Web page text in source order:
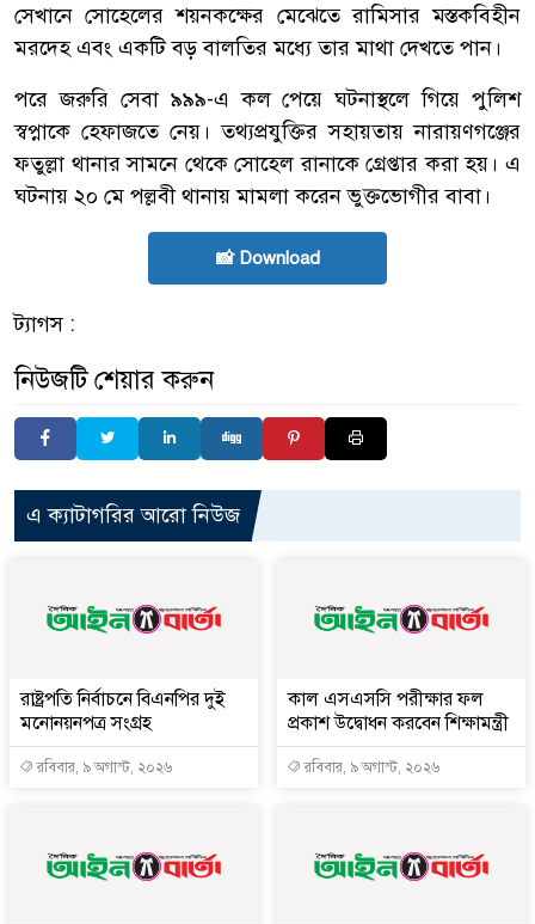
সেখানে সোহেলের শয়নকক্ষের মেঝেতে রামিসার মস্তকবিহীন
মরদেহ এবং একটি বড় বালতির মধ্যে তার মাথা দেখতে পান।
পরে জরুরি সেবা ৯৯৯-এ কল পেয়ে ঘটনাস্থলে গিয়ে পুলিশ
স্বপ্নাকে হেফাজতে নেয়। তথ্যপ্রযুক্তির সহায়তায় নারায়ণগঞ্জের
ফতুল্লা থানার সামনে থেকে সোহেল রানাকে গ্রেপ্তার করা হয়। এ
ঘটনায় ২০ মে পল্লবী থানায় মামলা করেন ভুক্তভোগীর বাবা।
📸 Download
ট্যাগস :
নিউজটি শেয়ার করুন
এ ক্যাটাগরির আরো নিউজ
রাষ্ট্রপতি নির্বাচনে বিএনপির দুই
মনোনয়নপত্র সংগ্রহ
রবিবার, ৯ অগাস্ট, ২০২৬
কাল এসএসসি পরীক্ষার ফল
প্রকাশ উদ্বোধন করবেন শিক্ষামন্ত্রী
রবিবার, ৯ অগাস্ট, ২০২৬